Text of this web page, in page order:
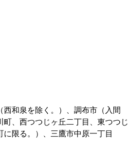
西和泉を除く。）、調布市（入間
町、西つつじヶ丘二丁目、東つつじ
に限る。）、三鷹市中原一丁目